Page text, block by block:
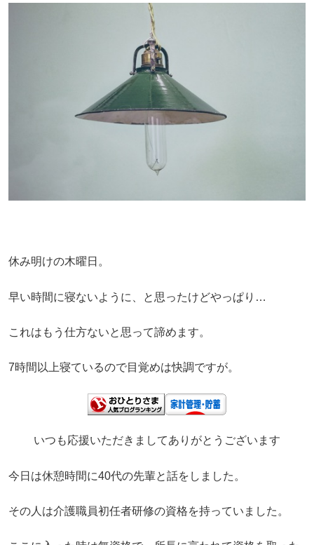
休み明けの木曜日。
早い時間に寝ないように、と思ったけどやっぱり…
これはもう仕方ないと思って諦めます。
7時間以上寝ているので目覚めは快調ですが。
いつも応援いただきましてありがとうございます
今日は休憩時間に40代の先輩と話をしました。
その人は介護職員初任者研修の資格を持っていました。